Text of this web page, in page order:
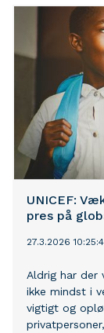
psykisk
lancerer i
etiske
UNICEF:
pres på
27.3.2026
Aldrig har
ikke mindst i
vigtigt og